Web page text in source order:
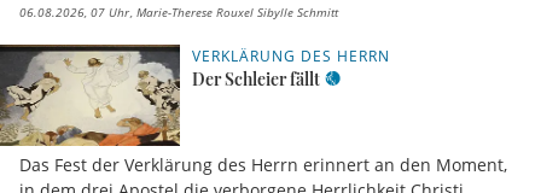
06.08.2026, 07 Uhr Marie-Therese Rouxel Sibylle Schmitt
VERKLÄRUNG DES HERRN
Der Schleier fällt
Das Fest der Verklärung des Herrn erinnert an den Moment,